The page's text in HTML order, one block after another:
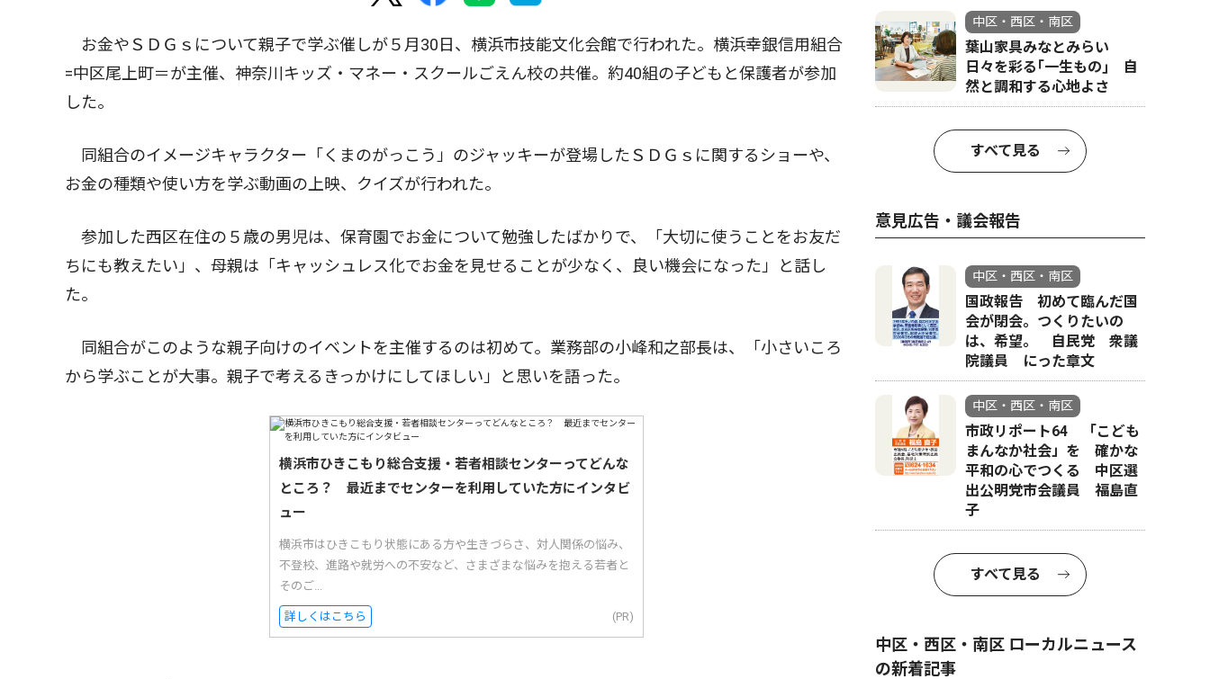
お金やＳＤＧｓについて親子で学ぶ催しが５月30日、横浜市技能文化会館で行われた。横浜幸銀信用組合
=中区尾上町＝が主催、神奈川キッズ・マネー・スクールごえん校の共催。約40組の子どもと保護者が参加
した。
同組合のイメージキャラクター「くまのがっこう」のジャッキーが登場したＳＤＧｓに関するショーや、
お金の種類や使い方を学ぶ動画の上映、クイズが行われた。
参加した西区在住の５歳の男児は、保育園でお金について勉強したばかりで、「大切に使うことをお友だ
ちにも教えたい」、母親は「キャッシュレス化でお金を見せることが少なく、良い機会になった」と話し
た。
同組合がこのような親子向けのイベントを主催するのは初めて。業務部の小峰和之部長は、「小さいころ
から学ぶことが大事。親子で考えるきっかけにしてほしい」と思いを語った。
横浜市ひきこもり総合支援・若者相談センターってどんな
ところ？ 最近までセンターを利用していた方にインタビ
ュー
横浜市はひきこもり状態にある方や生きづらさ、対人関係の悩み、
不登校、進路や就労への不安など、さまざまな悩みを抱える若者と
そのご...
詳しくはこちら (PR)
中区・西区・南区
葉山家具みなとみらい
日々を彩る｢一生もの｣ 自
然と調和する心地よさ
すべて見る
意見広告・議会報告
中区・西区・南区
国政報告 初めて臨んだ国
会が閉会。つくりたいの
は、希望。 自民党 衆議
院議員 にった章文
中区・西区・南区
市政リポート64 「こども
まんなか社会」を 確かな
平和の心でつくる 中区選
出公明党市会議員 福島直
子
すべて見る
中区・西区・南区 ローカルニュース
の新着記事